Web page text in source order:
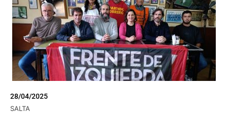
28/04/2025
SALTA